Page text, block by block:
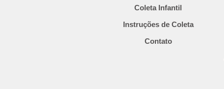
Coleta Infantil
Instruções de Coleta
Contato